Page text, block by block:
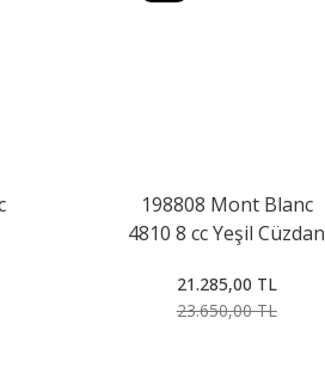
198808 Mont Blanc
4810 8 cc Yeşil Cüzdan
21.285,00 TL
23.650,00 TL